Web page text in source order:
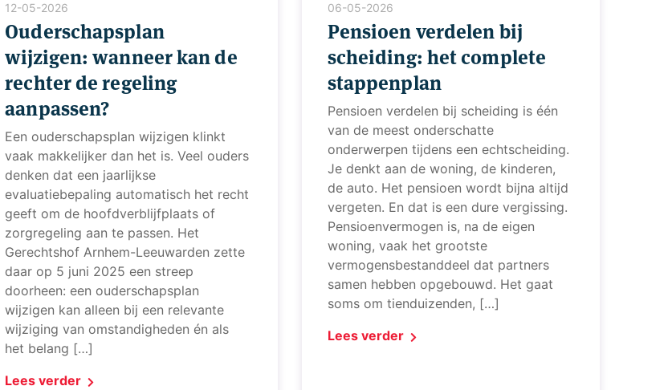
12-05-2026
Ouderschapsplan
wijzigen: wanneer kan de
rechter de regeling
aanpassen?
Een ouderschapsplan wijzigen klinkt
vaak makkelijker dan het is. Veel ouders
denken dat een jaarlijkse
evaluatiebepaling automatisch het recht
geeft om de hoofdverblijfplaats of
zorgregeling aan te passen. Het
Gerechtshof Arnhem-Leeuwarden zette
daar op 5 juni 2025 een streep
doorheen: een ouderschapsplan
wijzigen kan alleen bij een relevante
wijziging van omstandigheden én als
het belang […]
Lees verder
06-05-2026
Pensioen verdelen bij
scheiding: het complete
stappenplan
Pensioen verdelen bij scheiding is één
van de meest onderschatte
onderwerpen tijdens een echtscheiding.
Je denkt aan de woning, de kinderen,
de auto. Het pensioen wordt bijna altijd
vergeten. En dat is een dure vergissing.
Pensioenvermogen is, na de eigen
woning, vaak het grootste
vermogensbestanddeel dat partners
samen hebben opgebouwd. Het gaat
soms om tienduizenden, […]
Lees verder